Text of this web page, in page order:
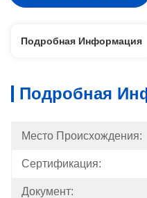
Подробная Информация
Подробная
Место Происхождения:
Сертификация:
Документ: